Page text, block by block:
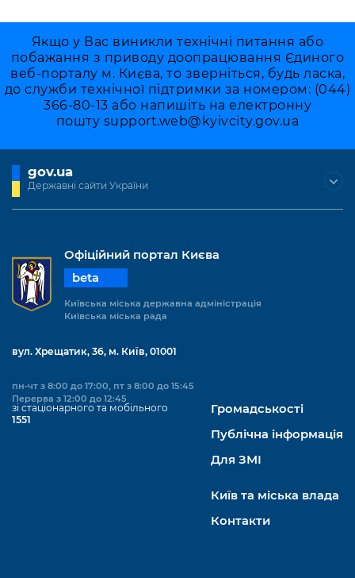
Київська міська військова адміністрація
Важливе під час воєнного стану
Якщо у Вас виникли технічні питання або
побажання з приводу доопрацювання Єдиного
веб-порталу м. Києва, то зверніться, будь ласка,
до служби технічної підтримки за номером: (044)
366-80-13 або напишіть на електронну
пошту support.web@kyivcity.gov.ua
gov.ua
Державні сайти України
Офіційний портал Києва
beta
Київська міська державна адміністрація
Київська міська рада
вул. Хрещатик, 36, м. Київ, 01001
пн-чт з 8:00 до 17:00, пт з 8:00 до 15:45
Перерва з 12:00 до 12:45
зі стаціонарного та мобільного
1551
Громадськості
Публічна інформація
Для ЗМІ
Київ та міська влада
Контакти